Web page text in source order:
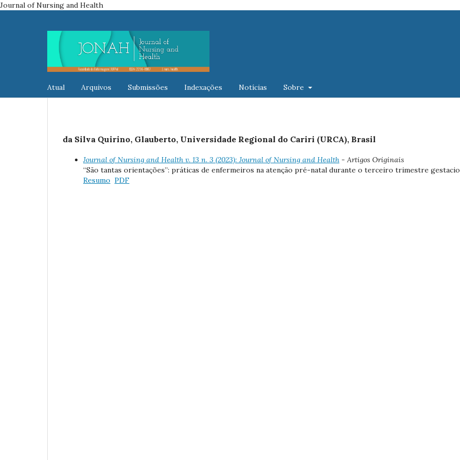
Journal of Nursing and Health
Atual Arquivos Submissões Indexações Notícias Sobre
da Silva Quirino, Glauberto, Universidade Regional do Cariri (URCA), Brasil
Journal of Nursing and Health v. 13 n. 3 (2023): Journal of Nursing and Health - Artigos Originais
“São tantas orientações”: práticas de enfermeiros na atenção pré-natal durante o terceiro trimestre
Resumo PDF